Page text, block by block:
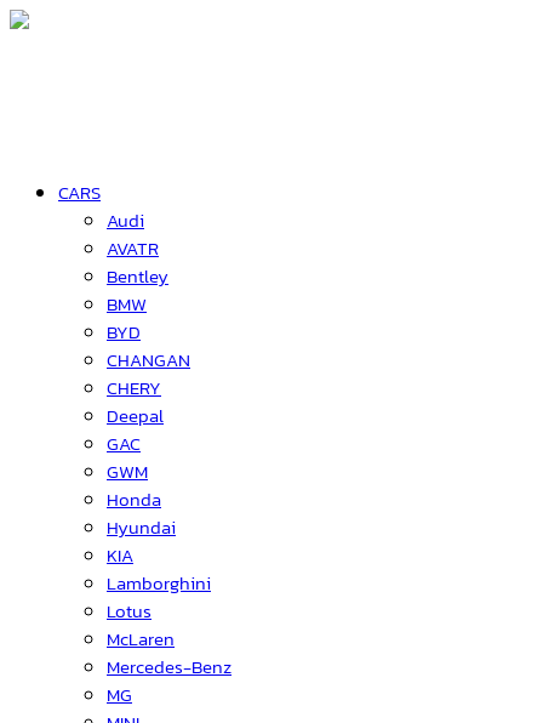
CARS
Audi
AVATR
Bentley
BMW
BYD
CHANGAN
CHERY
Deepal
GAC
GWM
Honda
Hyundai
KIA
Lamborghini
Lotus
McLaren
Mercedes-Benz
MG